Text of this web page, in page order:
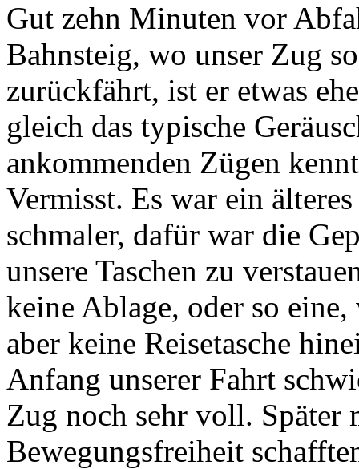
Gut zehn Minuten vor
Bahnsteig, wo unser Zug
zurückfährt, ist er etwas
gleich das typische
ankommenden Zügen
Vermisst. Es war ein
schmaler, dafür war die
unsere Taschen zu
keine Ablage, oder so
aber keine Reisetasche
Anfang unserer Fahrt
Zug noch sehr voll. Später
Bewegungsfreiheit